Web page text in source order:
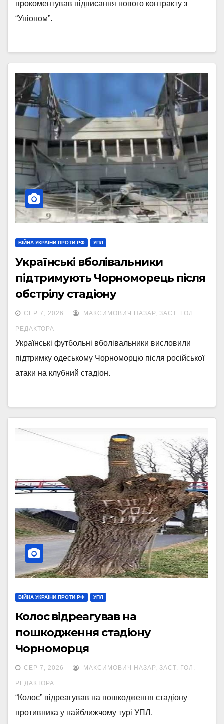
прокоментував підписання нового контракту з
“Уніоном”.
ВІЙНА УКРАЇНИ ПРОТИ РФ УПЛ
Українські вболівальники
підтримують Чорноморець після
обстрілу стадіону
СЕР 7, 2026 МАКСИМОВИЧ НАЗАР, ЗАСТ. ГОЛ.
РЕДАКТОРА
Українські футбольні вболівальники висловили
підтримку одеському Чорноморцю після російської
атаки на клубний стадіон.
ВІЙНА УКРАЇНИ ПРОТИ РФ УПЛ
Колос відреагував на
пошкодження стадіону
Чорноморця
СЕР 7, 2026 МАКСИМОВИЧ НАЗАР, ЗАСТ. ГОЛ.
РЕДАКТОРА
“Колос” відреагував на пошкодження стадіону
противника у найближчому турі УПЛ.